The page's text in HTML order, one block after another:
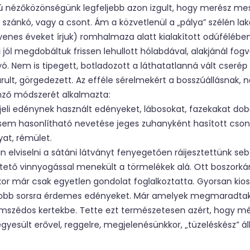
nézőközönségünk legfeljebb azon izgult, hogy merész
vagy a csont. Ám a közvetlenül a „pálya” szélén
éveket írjuk) romhalmaza alatt kialakított
jól megdobáltuk frissen lehullott hólabdával, alakjánál
Nem is tipegett, botladozott a láthatatlanná vált
görgedezett. Az efféle sérelmekért a bosszúállásnak,
módszerét alkalmazta:
edénynek használt edényeket, lábosokat, fazekakat
hasonlítható nevetése jeges zuhanyként hasított
rémület.
elviselni a sátáni látványt fenyegetően ráijesztettünk
vinnyogással menekült a törmelékek alá. Ott
már csak egyetlen gondolat foglalkoztatta. Gyorsan
sorsra érdemes edényeket. Már amelyek
kertekbe. Tette ezt természetesen azért, hogy
erővel, reggelre, megjelenésünkkor, „tüzeléskész”